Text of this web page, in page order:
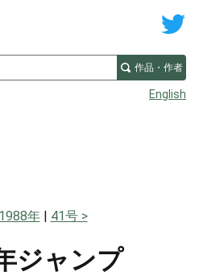
作品・作者
English
1988年 41号
ジャンプ